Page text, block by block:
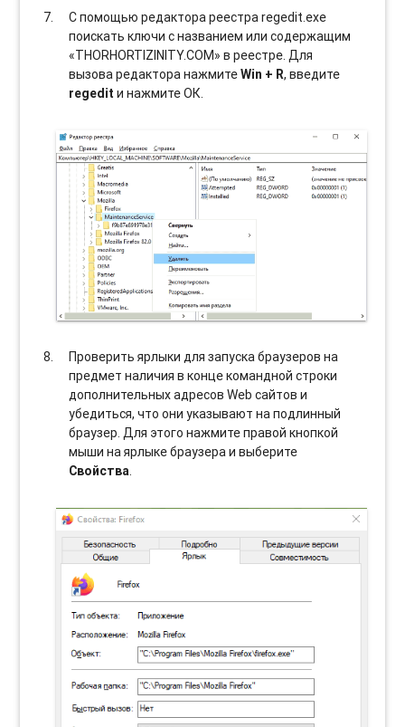
С помощью редактора реестра regedit.exe
поискать ключи с названием или содержащим
«THORHORTIZINITY.COM» в реестре. Для
вызова редактора нажмитеWin + R, введите
regedit и нажмите ОК.
Проверить ярлыки для запуска браузеров на
предмет наличия в конце командной строки
дополнительных адресов Web сайтов и
убедиться, что они указывают на подлинный
браузер. Для этого нажмите правой кнопкой
мыши на ярлыке браузера и выберите
Свойства.